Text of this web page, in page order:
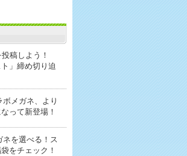
稿しよう！
」締め切り迫
メガネ、より
って新登場！
ネを選べる！ス
をチェック！